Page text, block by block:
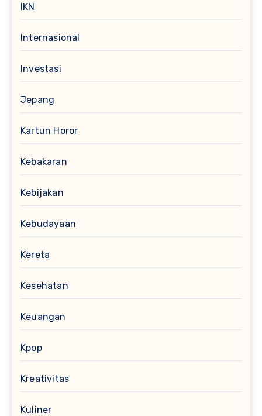
IKN
Internasional
Investasi
Jepang
Kartun Horor
Kebakaran
Kebijakan
Kebudayaan
Kereta
Kesehatan
Keuangan
Kpop
Kreativitas
Kuliner